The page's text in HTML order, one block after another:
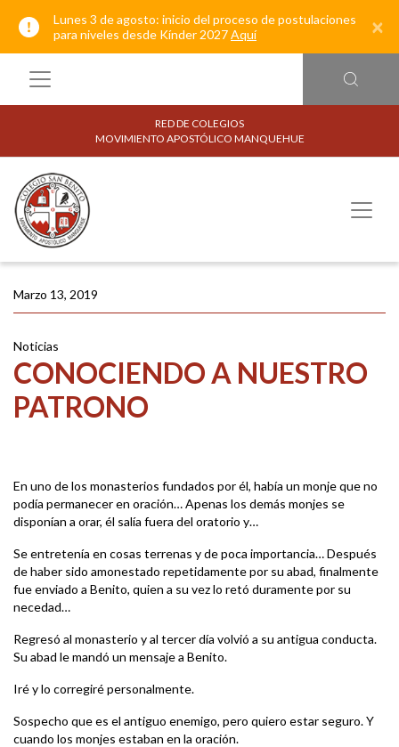
Lunes 3 de agosto: inicio del proceso de postulaciones
para niveles desde Kínder 2027Aquí ×
RED DE COLEGIOS
MOVIMIENTO APOSTÓLICO MANQUEHUE
Marzo 13, 2019
Noticias
CONOCIENDO A NUESTRO
PATRONO
En uno de los monasterios fundados por él, había un monje que no
podía permanecer en oración… Apenas los demás monjes se
disponían a orar, él salía fuera del oratorio y…
Se entretenía en cosas terrenas y de poca importancia… Después
de haber sido amonestado repetidamente por su abad, finalmente
fue enviado a Benito, quien a su vez lo retó duramente por su
necedad…
Regresó al monasterio y al tercer día volvió a su antigua conducta.
Su abad le mandó un mensaje a Benito.
Iré y lo corregiré personalmente.
Sospecho que es el antiguo enemigo, pero quiero estar seguro. Y
cuando los monjes estaban en la oración.